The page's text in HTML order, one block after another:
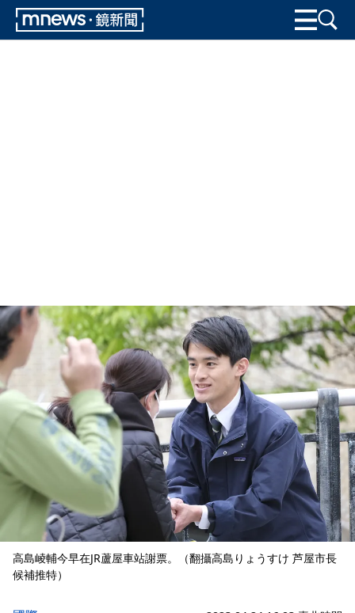
高島崚輔今早在JR蘆屋車站謝票。（翻攝高島りょうすけ 芦屋市長
候補推特）